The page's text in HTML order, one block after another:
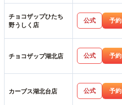
チョコザップひたち
野うしく店
公式 予約
チョコザップ湖北店 公式 予約
カーブス湖北台店 公式 予約